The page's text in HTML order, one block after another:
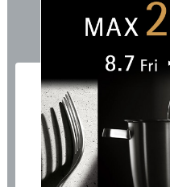
12,000円
送
12,000
送料無料
クーポン等
（配送料・
12,000円（税込）以